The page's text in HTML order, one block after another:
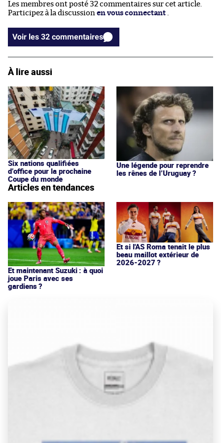
Les membres ont posté 32 commentaires sur cet article.
Participez à la discussion en vous connectant .
Voir les 32 commentaires
À lire aussi
Six nations qualifiées
d’office pour la prochaine
Coupe du monde
Une légende pour reprendre
les rênes de l’Uruguay ?
Articles en tendances
Et maintenant Suzuki : à quoi
joue Paris avec ses
gardiens ?
Et si l'AS Roma tenait le plus
beau maillot extérieur de
2026-2027 ?